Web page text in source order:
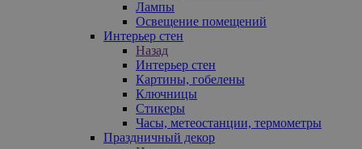
Лампы
Освещение помещений
Интерьер стен
Назад
Интерьер стен
Картины, гобелены
Ключницы
Стикеры
Часы, метеостанции, термометры
Праздничный декор